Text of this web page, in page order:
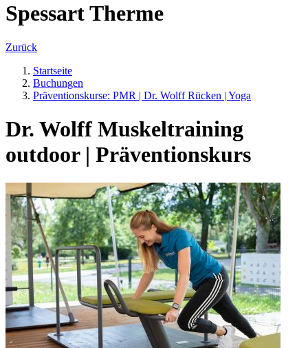
Spessart Therme
Zurück
Startseite
Buchungen
Präventionskurse: PMR | Dr. Wolff Rücken | Yoga
Dr. Wolff Muskeltraining
outdoor | Präventionskurs